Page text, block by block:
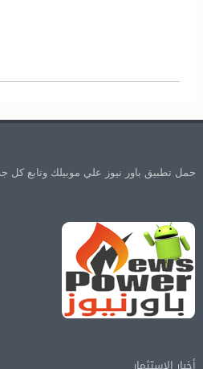
حمل تطبيق باور نيوز علي موبيلك وتابع كل
أخبار الإستثمار